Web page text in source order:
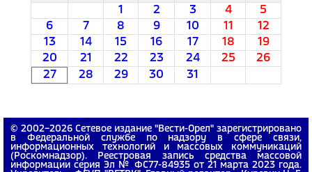
1
2 3 4
5
6
7 8 9 10 11
12
13
14 15 16 17 18
19
20
21 22 23 24 25
26
27
28 29 30 31
© 2002−2026 Сетевое издание "Вести-Орел" зарегистрировано
в Федеральной службе по надзору в сфере связи,
информационных технологий и массовых коммуникаций
(Роскомнадзор). Реестровая запись средства массовой
информации серия Эл № ФС77-84935 от 21 марта 2023 года.